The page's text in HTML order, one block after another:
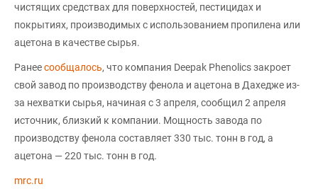
чистящих средствах для поверхностей, пестицидах и
покрытиях, производимых с использованием пропилена или
ацетона в качестве сырья.
Ранеесообщалось, что компания Deepak Phenolics закроет
свой завод по производству фенола и ацетона в Дахедже из-
за нехватки сырья, начиная с 3 апреля, сообщил 2 апреля
источник, близкий к компании. Мощность завода по
производству фенола составляет 330 тыс. тонн в год, а
ацетона — 220 тыс. тонн в год.
mrc.ru